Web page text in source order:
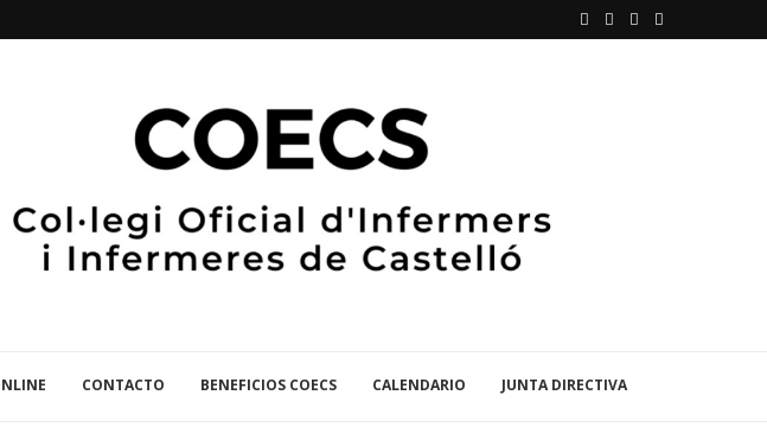
CONTACTO BENEFICIOS COECS CALENDARIO JUNTA DIRECTIVA